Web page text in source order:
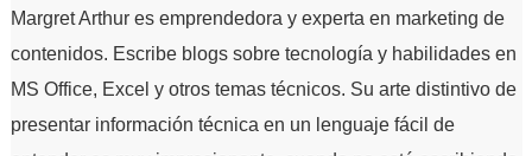
Margret Arthur es emprendedora y experta en marketing de
contenidos. Escribe blogs sobre tecnología y habilidades en
MS Office, Excel y otros temas técnicos. Su arte distintivo de
presentar información técnica en un lenguaje fácil de